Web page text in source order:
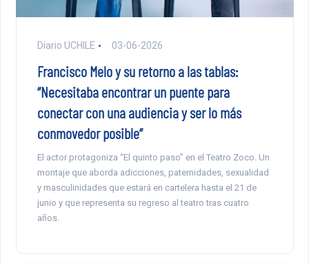
Diario UCHILE 03-06-2026
Francisco Melo y su retorno a las tablas:
“Necesitaba encontrar un puente para
conectar con una audiencia y ser lo más
conmovedor posible”
El actor protagoniza “El quinto paso” en el Teatro Zoco. Un
montaje que aborda adicciones, paternidades, sexualidad
y masculinidades que estará en cartelera hasta el 21 de
junio y que representa su regreso al teatro tras cuatro
años.